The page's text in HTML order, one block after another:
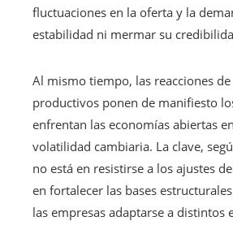
fluctuaciones en la oferta y la
estabilidad ni mermar su
Al mismo tiempo, las reacciones
productivos ponen de manifiesto
enfrentan las economías abiertas
volatilidad cambiaria. La clave,
no está en resistirse a los ajustes
en fortalecer las bases
las empresas adaptarse a distintos